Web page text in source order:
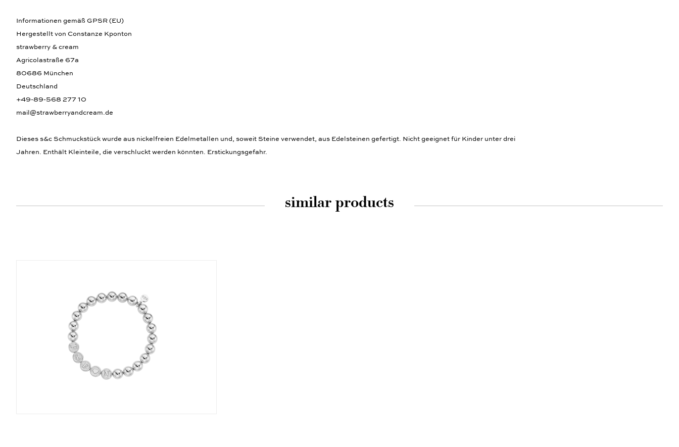
Informationen gemäß GPSR (EU)
Hergestellt von Constanze Kponton
strawberry & cream
Agricolastraße 67a
80686 München
Deutschland
+49-89-568 277 10
mail@strawberryandcream.de
Dieses s&c Schmuckstück wurde aus nickelfreien Edelmetallen und, soweit Steine verwendet, aus Edelsteinen gefertigt. Nicht geeignet für Kinder unter drei
Jahren. Enthält Kleinteile, die verschluckt werden könnten. Erstickungsgefahr.
similar products